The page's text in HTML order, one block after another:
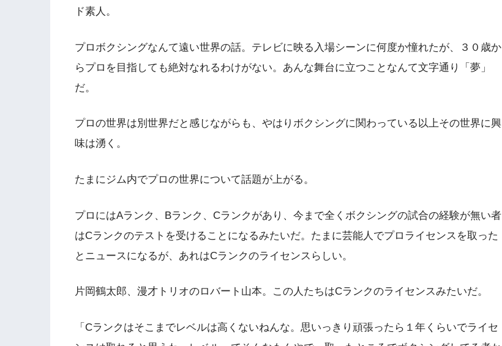
ド素人。
プロボクシングなんて遠い世界の話。テレビに映る入場シーンに何度か憧れたが、３０歳か
らプロを目指しても絶対なれるわけがない。あんな舞台に立つことなんて文字通り「夢」
だ。
プロの世界は別世界だと感じながらも、やはりボクシングに関わっている以上その世界に興
味は湧く。
たまにジム内でプロの世界について話題が上がる。
プロにはAランク、Bランク、Cランクがあり、今まで全くボクシングの試合の経験が無い者
はCランクのテストを受けることになるみたいだ。たまに芸能人でプロライセンスを取った
とニュースになるが、あれはCランクのライセンスらしい。
片岡鶴太郎、漫才トリオのロバート山本。この人たちはCランクのライセンスみたいだ。
「Cランクはそこまでレベルは高くないねんな。思いっきり頑張ったら１年くらいでライセ